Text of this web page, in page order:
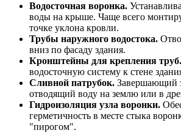
Водосточная воронка.
воды на крыше. Чаще всего
точке уклона кровли.
Трубы наружного водостока.
вниз по фасаду здания.
Кронштейны для крепления труб.
водосточную систему к стене
Сливной патрубок. Завершающий
отводящий воду на землю или в
Гидроизоляция узла воронки.
герметичность в месте стыка
"пирогом".